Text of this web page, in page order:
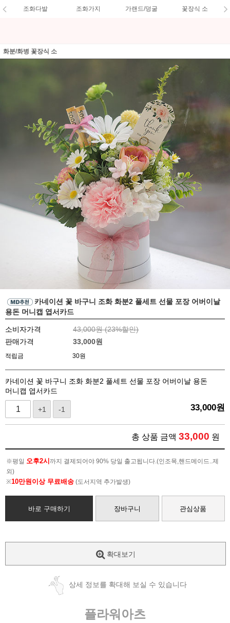
조화다발 조화가지 가랜드/덩굴 꽃장식 소
화분/화병 꽃장식 소
카네이션 꽃 바구니 조화 화분2 풀세트 선물 포장 어버이날
용돈 머니캡 엽서카드
소비자가격 43,000원 (23%할인)
판매가격
33,000원
적립금 30원
카네이션 꽃 바구니 조화 화분2 풀세트 선물 포장 어버이날 용돈
머니캡 엽서카드
+1 -1 33,000원
총 상품 금액 33,000 원
※평일 오후2시 까지 결제되어야 90% 당일 출고됩니다.(인조목,핸드메이드..제
외)
※10만원이상 무료배송 (도서지역 추가발생)
바로 구매하기 장바구니 관심상품
확대보기
상세 정보를 확대해 보실 수 있습니다
플라워아츠